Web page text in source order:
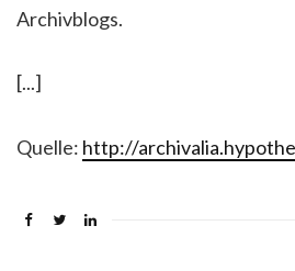
Archivblogs.
[...]
Quelle: http://